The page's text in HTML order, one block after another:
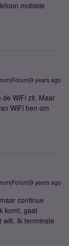
mobiele
years ago
de WiFi zit. Maar
WiFi ben om
years ago
continue
komt, gaat
wilt. Ik tenminste